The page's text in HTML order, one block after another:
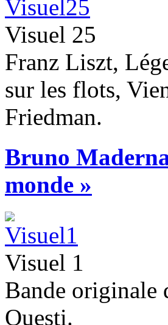
Visuel 25
Franz Liszt,
sur les flots,
Friedman.
Bruno
monde »
Visuel 1
Bande
Questi.